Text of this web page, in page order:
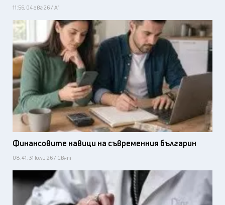
11:56, 04 авг 26 / А1
Финансовите навици на съвременния българин
08:41, 31 юли 26 / Свят